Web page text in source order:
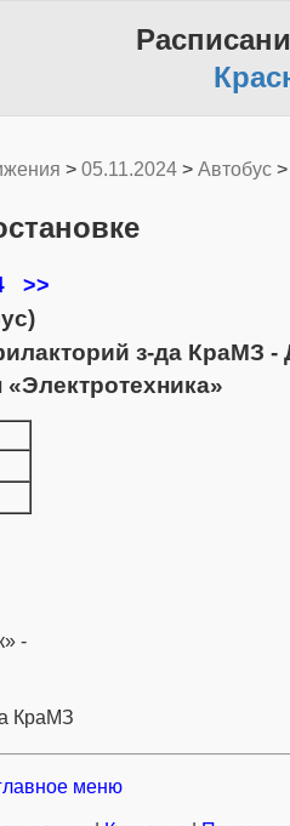
> 05.11.2024 > Автобус
>>
з-да КраМЗ -
-
КраМЗ
меню